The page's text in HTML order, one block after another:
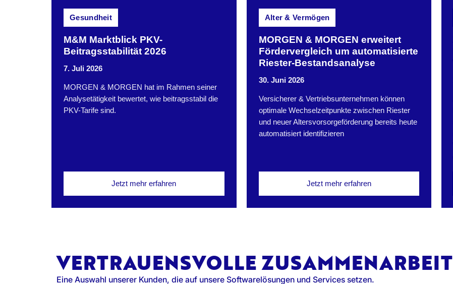
Gesundheit
M&M Marktblick PKV-
Beitragsstabilität 2026
7. Juli 2026
MORGEN & MORGEN hat im Rahmen seiner
Analysetätigkeit bewertet, wie beitragsstabil die
PKV-Tarife sind.
Jetzt mehr erfahren
Alter & Vermögen
MORGEN & MORGEN erweitert
Fördervergleich um automatisierte
Riester-Bestandsanalyse
30. Juni 2026
Versicherer & Vertriebsunternehmen können
optimale Wechselzeitpunkte zwischen Riester
und neuer Altersvorsorgeförderung bereits heute
automatisiert identifizieren
Jetzt mehr erfahren
VERTRAUENSVOLLE ZUSAMMENARBEIT
Eine Auswahl unserer Kunden, die auf unsere Softwarelösungen und Services setzen.